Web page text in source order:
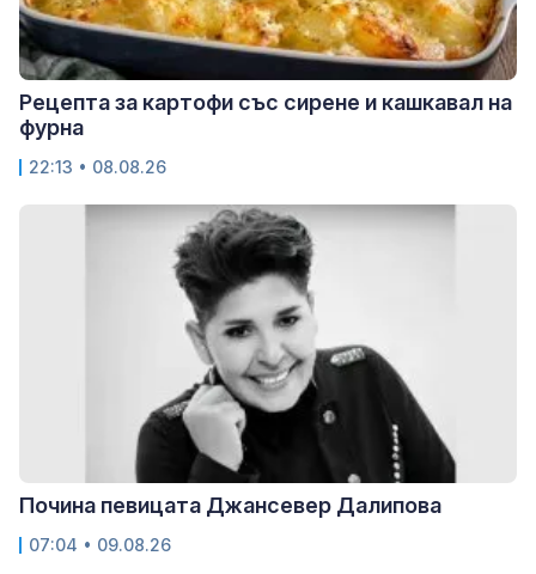
Рецепта за картофи със сирене и кашкавал на
фурна
22:13 • 08.08.26
Почина певицата Джансевер Далипова
07:04 • 09.08.26